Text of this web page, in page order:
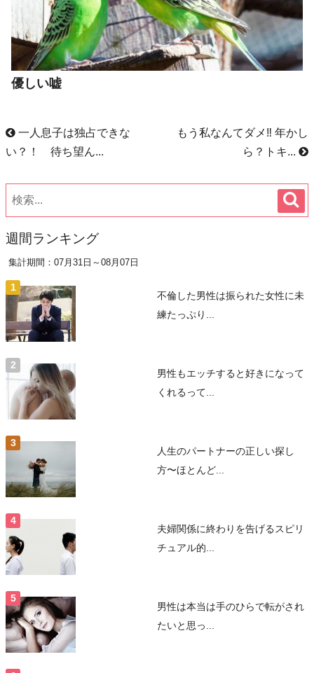
優しい嘘
一人息子は独占できな
い？！ 待ち望ん...
もう私なんてダメ‼︎ 年かし
ら？トキ...
週間ランキング
集計期間：07月31日～08月07日
不倫した男性は振られた女性に未
練たっぷり...
男性もエッチすると好きになって
くれるって...
人生のパートナーの正しい探し
方〜ほとんど...
夫婦関係に終わりを告げるスピリ
チュアル的...
男性は本当は手のひらで転がされ
たいと思っ...